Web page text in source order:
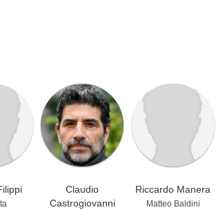
Claudio
Castrogiovanni
Riccardo Manera
Matteo Baldini